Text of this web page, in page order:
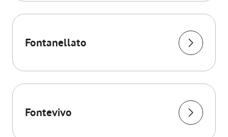
Fontanellato
Fontevivo